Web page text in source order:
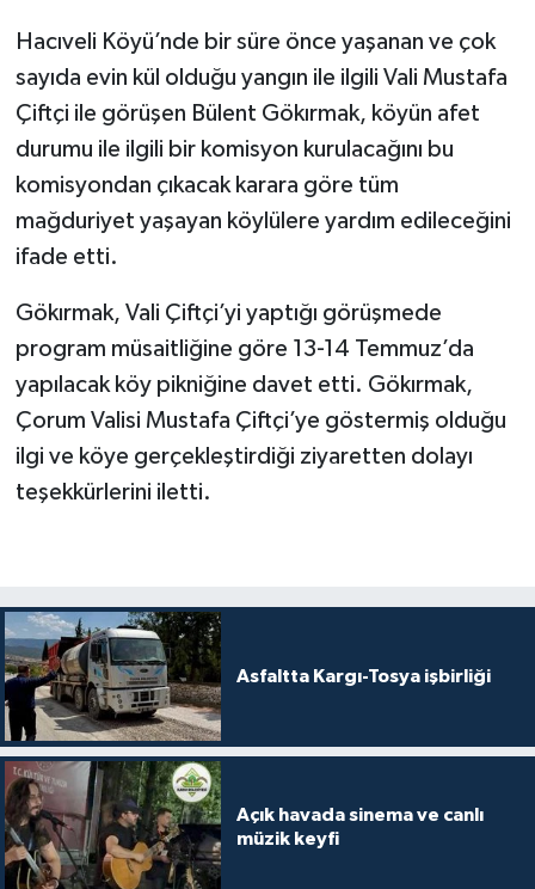
Hacıveli Köyü’nde bir süre önce yaşanan ve çok
sayıda evin kül olduğu yangın ile ilgili Vali Mustafa
Çiftçi ile görüşen Bülent Gökırmak, köyün afet
durumu ile ilgili bir komisyon kurulacağını bu
komisyondan çıkacak karara göre tüm
mağduriyet yaşayan köylülere yardım edileceğini
ifade etti.
Gökırmak, Vali Çiftçi’yi yaptığı görüşmede
program müsaitliğine göre 13-14 Temmuz’da
yapılacak köy pikniğine davet etti. Gökırmak,
Çorum Valisi Mustafa Çiftçi’ye göstermiş olduğu
ilgi ve köye gerçekleştirdiği ziyaretten dolayı
teşekkürlerini iletti.
Asfaltta Kargı-Tosya işbirliği
Açık havada sinema ve canlı
müzik keyfi